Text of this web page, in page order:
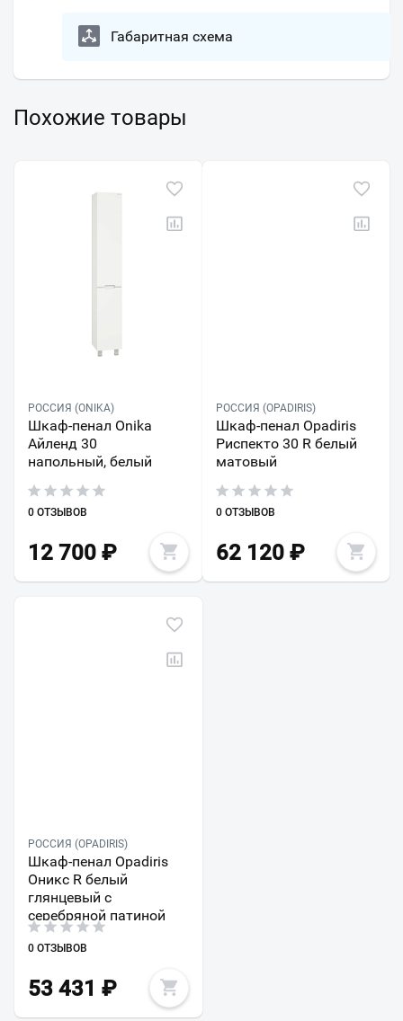
Габаритная схема
Похожие товары
РОССИЯ (ONIKA)
Шкаф-пенал Onika
Айленд 30
напольный, белый
0 ОТЗЫВОВ
12 700 ₽
РОССИЯ (OPADIRIS)
Шкаф-пенал Opadiris
Риспекто 30 R белый
матовый
0 ОТЗЫВОВ
62 120₽
РОССИЯ (OPADIRIS)
Шкаф-пенал Opadiris
Оникс R белый
глянцевый с
серебряной патиной
0 ОТЗЫВОВ
53 431 ₽